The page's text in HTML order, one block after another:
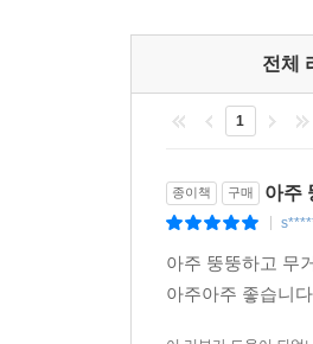
* 무료 배포 * 선지 OX
5단원 문화와 윤리를
현자의 돌 비중요 독
아래 링크로 접속 후
http://
현자의 돌 지금 선택하
전체
1
종이책 구매 아주
아주 뚱뚱하고 무
아주아주 좋습니